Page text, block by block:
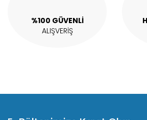
%100 GÜVENLİ
ALIŞVERİŞ